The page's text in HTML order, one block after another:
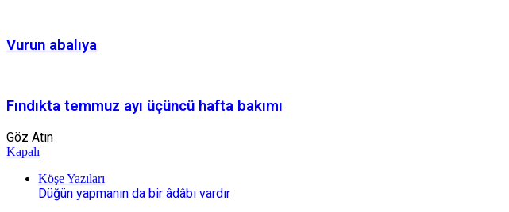
Vurun abalıya
Fındıkta temmuz ayı üçüncü hafta bakımı
Göz Atın
Kapalı
Köşe Yazıları
Düğün yapmanın da bir âdâbı vardır